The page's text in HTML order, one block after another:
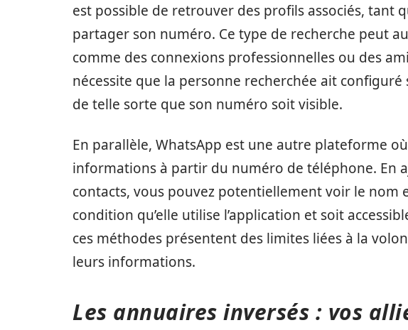
est possible de retrouver des profils associés, tant
partager son numéro. Ce type de recherche peut
comme des connexions professionnelles ou des
nécessite que la personne recherchée ait
de telle sorte que son numéro soit visible.
En parallèle, WhatsApp est une autre plateforme
informations à partir du numéro de téléphone. En
contacts, vous pouvez potentiellement voir le nom
condition qu’elle utilise l’application et soit
ces méthodes présentent des limites liées à la
leurs informations.
Les annuaires inversés : vos